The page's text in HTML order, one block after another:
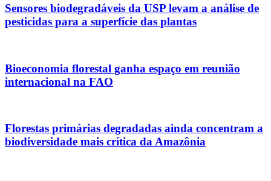
Sensores biodegradáveis da USP levam a análise de
pesticidas para a superfície das plantas
Bioeconomia florestal ganha espaço em reunião
internacional na FAO
Florestas primárias degradadas ainda concentram a
biodiversidade mais crítica da Amazônia